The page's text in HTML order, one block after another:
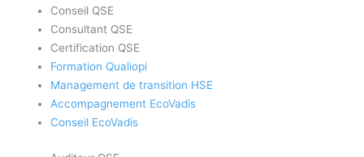
Conseil QSE
Consultant QSE
Certification QSE
Formation Qualiopi
Management de transition HSE
Accompagnement EcoVadis
Conseil EcoVadis